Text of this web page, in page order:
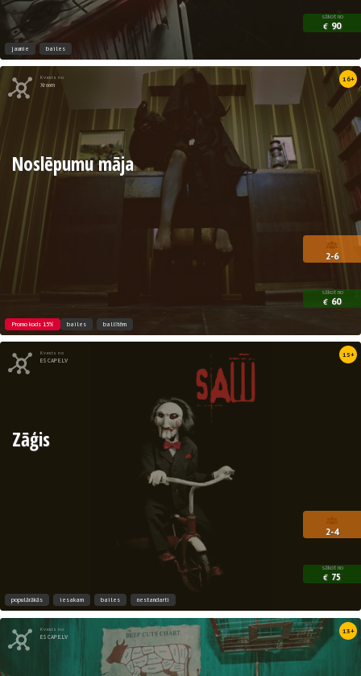
sākot no
€ 90
jaunie bailes
Kvests no
Xroom
16+
2-6
sākot no
€ 60
Noslēpumu māja
Promo kods 15% bailes ballītēm
Kvests no
ESCAPE.LV
15+
2-4
sākot no
€ 75
Zāģis
populārākās iesakam bailes nestandarti
Kvests no
ESCAPE.LV
13+